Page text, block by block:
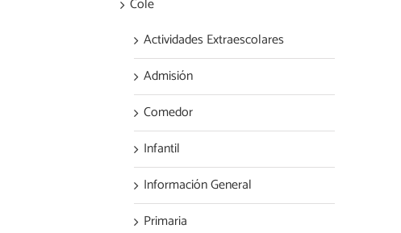
Actividades Extraescolares
Admisión
Comedor
Infantil
Información General
Primaria